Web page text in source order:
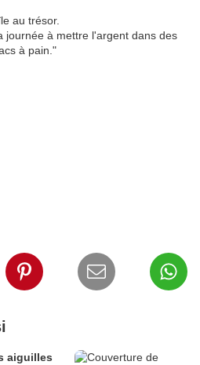
au trésor.
journée à mettre l'argent dans des
à pain."
aiguilles